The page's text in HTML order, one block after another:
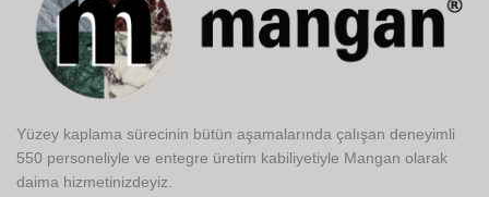
Yüzey kaplama sürecinin bütün aşamalarında çalışan deneyimli
550 personeliyle ve entegre üretim kabiliyetiyle Mangan olarak
daima hizmetinizdeyiz.